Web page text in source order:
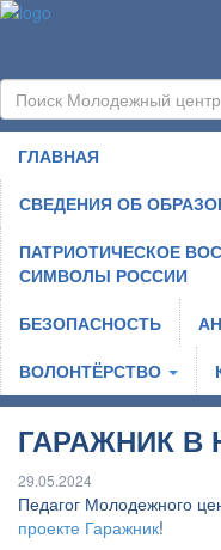
ГЛАВНАЯ
СВЕДЕНИЯ ОБ
ПАТРИОТИЧЕСКОЕ
СИМВОЛЫ РОССИИ
БЕЗОПАСНОСТЬ
ВОЛОНТЁРСТВО
ГАРАЖНИК В
29.05.2024
Педагог Молодежного
проекте Гаражник!